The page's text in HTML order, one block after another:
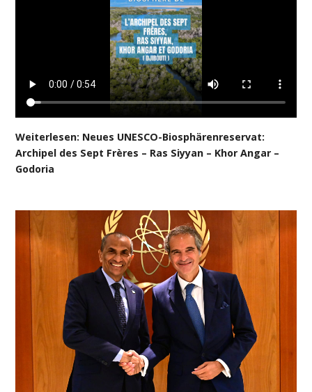
Weiterlesen: Neues UNESCO-Biosphärenreservat:
Archipel des Sept Frères – Ras Siyyan – Khor Angar –
Godoria